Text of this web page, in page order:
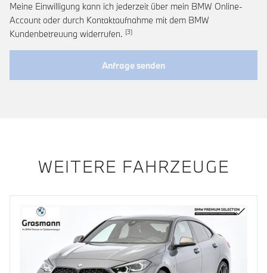
Meine Einwilligung kann ich jederzeit über mein BMW Online-
Account oder durch Kontaktaufnahme mit dem BMW
Kundenbetreuung widerrufen. Link zur Fußnote: Widerruf der
Anfrage senden
WEITERE FAHRZEUGE